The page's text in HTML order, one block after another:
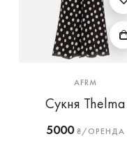
AFRM
Сукня Thelma
5000₴/ОРЕНДА